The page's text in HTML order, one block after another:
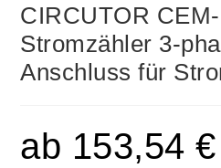
CIRCUTOR
Stromzähler 3-
Anschluss für
ab 153,54€